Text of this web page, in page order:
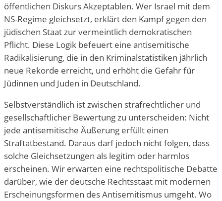
öffentlichen Diskurs Akzeptablen. Wer Israel mit dem
NS-Regime gleichsetzt, erklärt den Kampf gegen den
jüdischen Staat zur vermeintlich demokratischen
Pflicht. Diese Logik befeuert eine antisemitische
Radikalisierung, die in den Kriminalstatistiken jährlich
neue Rekorde erreicht, und erhöht die Gefahr für
Jüdinnen und Juden in Deutschland.
Selbstverständlich ist zwischen strafrechtlicher und
gesellschaftlicher Bewertung zu unterscheiden: Nicht
jede antisemitische Äußerung erfüllt einen
Straftatbestand. Daraus darf jedoch nicht folgen, dass
solche Gleichsetzungen als legitim oder harmlos
erscheinen. Wir erwarten eine rechtspolitische Debatte
darüber, wie der deutsche Rechtsstaat mit modernen
Erscheinungsformen des Antisemitismus umgeht. Wo